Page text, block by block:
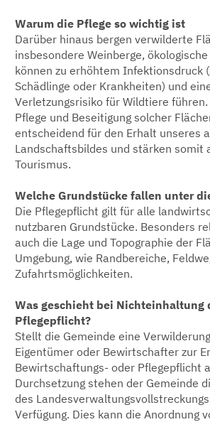
Warum die Pflege so wichtig ist
Darüber hinaus bergen verwilderte
insbesondere Weinberge,
können zu erhöhtem Infektionsdruck
Schädlinge oder Krankheiten) und
Verletzungsrisiko für Wildtiere
Pflege und Beseitigung solcher
entscheidend für den Erhalt unseres
Landschaftsbildes und stärken somit
Tourismus.
Welche Grundstücke fallen unter
Die Pflegepflicht gilt für alle
nutzbaren Grundstücke. Besonders
auch die Lage und Topographie der
Umgebung, wie Randbereiche,
Zufahrtsmöglichkeiten.
Was geschieht bei Nichteinhaltung
Pflegepflicht?
Stellt die Gemeinde eine
Eigentümer oder Bewirtschafter zur
Bewirtschaftungs- oder Pflegepflicht
Durchsetzung stehen der Gemeinde
des
Verfügung. Dies kann die Anordnung